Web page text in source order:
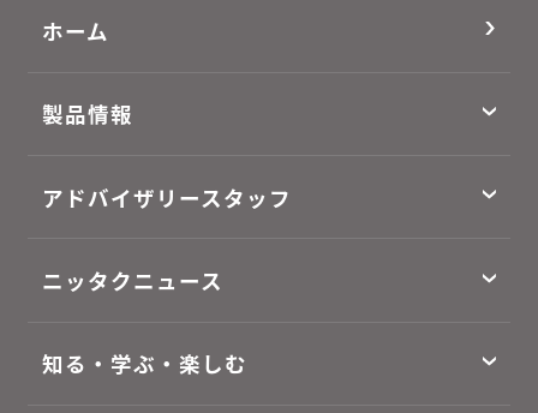
ホーム
製品情報
アドバイザリースタッフ
ニッタクニュース
知る・学ぶ・楽しむ